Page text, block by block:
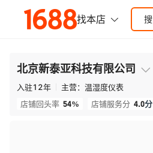
北京新泰亚科技有限公司
入驻12年 主营： 温湿度仪表
店铺回头率 54% 店铺服务分 4.0分